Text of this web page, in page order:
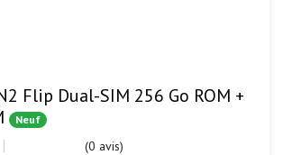
Flip Dual-SIM 256 Go ROM +
Neuf
(0 avis)